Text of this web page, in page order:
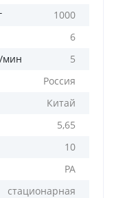
1000
6
мин
5
Россия
Китай
5,65
10
PA
стационарная